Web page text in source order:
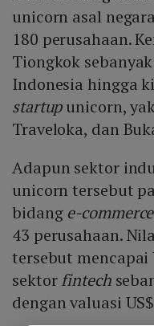
unicorn asal
180 perusahaan.
Tiongkok
Indonesia hingga
startupunicorn,
Traveloka, dan
Adapun sektor
unicorn tersebut
bidang e-commerce
43 perusahaan.
tersebut mencapai
sektorfintech
dengan valuasi